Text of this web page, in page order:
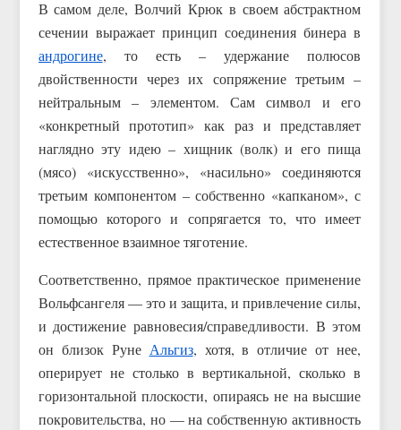
В самом деле, Волчий Крюк в своем абстрактном
сечении выражает принцип соединения бинера в
андрогине, то есть – удержание полюсов
двойственности через их сопряжение третьим –
нейтральным – элементом. Сам символ и его
«конкретный прототип» как раз и представляет
наглядно эту идею – хищник (волк) и его пища
(мясо) «искусственно», «насильно» соединяются
третьим компонентом – собственно «капканом», с
помощью которого и сопрягается то, что имеет
естественное взаимное тяготение.
Соответственно, прямое практическое применение
Вольфсангеля — это и защита, и привлечение силы,
и достижение равновесия/справедливости. В этом
он близок Руне Альгиз, хотя, в отличие от нее,
оперирует не столько в вертикальной, сколько в
горизонтальной плоскости, опираясь не на высшие
покровительства, но — на собственную активность